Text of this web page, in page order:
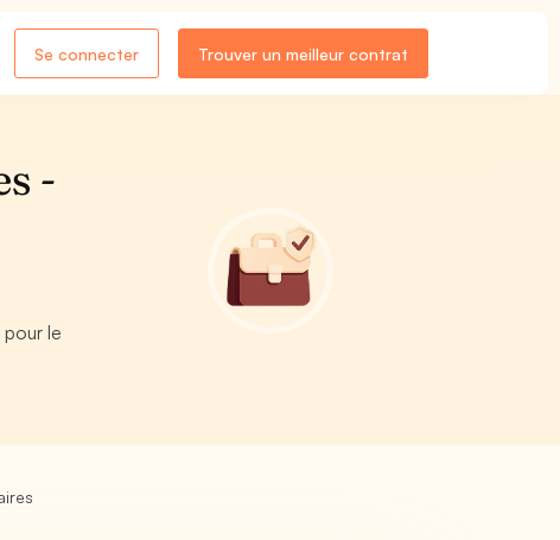
Se connecter Trouver un meilleur contrat
-
le